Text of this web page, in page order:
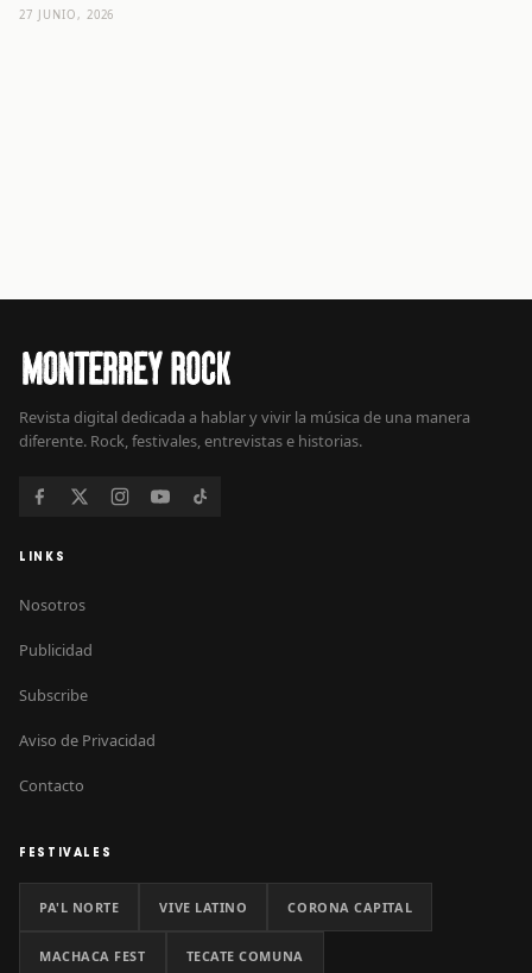
27 JUNIO, 2026
Revista digital dedicada a hablar y vivir la música de una manera
diferente. Rock, festivales, entrevistas e historias.
LINKS
Nosotros
Publicidad
Subscribe
Aviso de Privacidad
Contacto
FESTIVALES
PA'L NORTE VIVE LATINO CORONA CAPITAL
MACHACA FEST TECATE COMUNA